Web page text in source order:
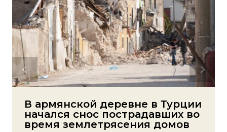
В армянской деревне в Турции
начался снос пострадавших во
время землетрясения домов